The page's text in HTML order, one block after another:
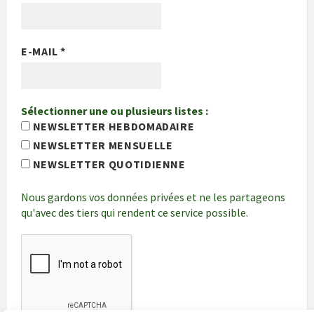
E-MAIL*
Sélectionner une ou plusieurs listes :
NEWSLETTER HEBDOMADAIRE
NEWSLETTER MENSUELLE
NEWSLETTER QUOTIDIENNE
Nous gardons vos données privées et ne les partageons
qu'avec des tiers qui rendent ce service possible.